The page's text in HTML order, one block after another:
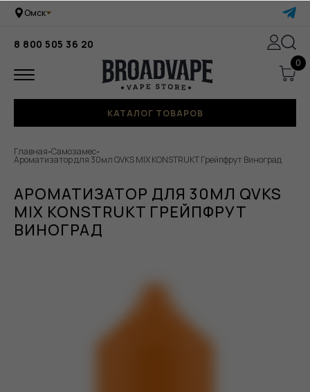
Омск
8 800 505 36 20
0
КАТАЛОГ ТОВАРОВ
Главная-Самозамес-
Ароматизатор для 30мл QVKS MIX KONSTRUKT Грейпфрут Виноград
АРОМАТИЗАТОР ДЛЯ 30МЛ QVKS
MIX KONSTRUKT ГРЕЙПФРУТ
ВИНОГРАД